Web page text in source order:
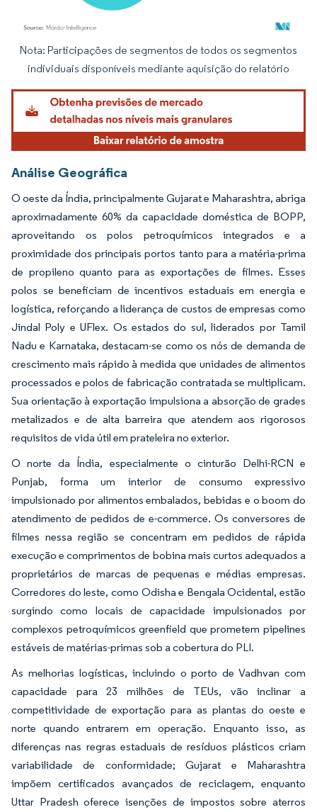
Imagem © Mordor Intelligence. O reuso requer atribuição conforme CC BY 4.0.
Nota: Participações de segmentos de todos os segmentos
individuais disponíveis mediante aquisição do relatório
Análise Geográfica
O oeste da Índia, principalmente Gujarat e Maharashtra, abriga
aproximadamente 60% da capacidade doméstica de BOPP,
aproveitando os polos petroquímicos integrados e a
proximidade dos principais portos tanto para a matéria-prima
de propileno quanto para as exportações de filmes. Esses
polos se beneficiam de incentivos estaduais em energia e
logística, reforçando a liderança de custos de empresas como
Jindal Poly e UFlex. Os estados do sul, liderados por Tamil
Nadu e Karnataka, destacam-se como os nós de demanda de
crescimento mais rápido à medida que unidades de alimentos
processados e polos de fabricação contratada se multiplicam.
Sua orientação à exportação impulsiona a absorção de grades
metalizados e de alta barreira que atendem aos rigorosos
requisitos de vida útil em prateleira no exterior.
O norte da Índia, especialmente o cinturão Delhi-RCN e
Punjab, forma um interior de consumo expressivo
impulsionado por alimentos embalados, bebidas e o boom do
atendimento de pedidos de e-commerce. Os conversores de
filmes nessa região se concentram em pedidos de rápida
execução e comprimentos de bobina mais curtos adequados a
proprietários de marcas de pequenas e médias empresas.
Corredores do leste, como Odisha e Bengala Ocidental, estão
surgindo como locais de capacidade impulsionados por
complexos petroquímicos greenfield que prometem pipelines
estáveis de matérias-primas sob a cobertura do PLI.
As melhorias logísticas, incluindo o porto de Vadhvan com
capacidade para 23 milhões de TEUs, vão inclinar a
competitividade de exportação para as plantas do oeste e
norte quando entrarem em operação. Enquanto isso, as
diferenças nas regras estaduais de resíduos plásticos criam
variabilidade de conformidade; Gujarat e Maharashtra
impõem certificados avançados de reciclagem, enquanto
Uttar Pradesh oferece isenções de impostos sobre aterros